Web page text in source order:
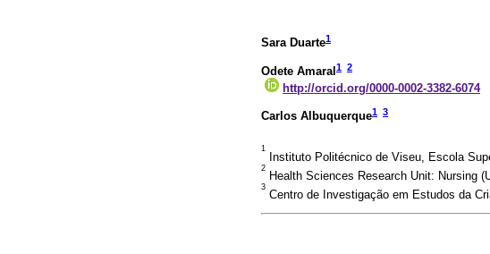
Sara Duarte1
Odete Amaral 1 2
http://orcid.org/0000-0002-3382-6074
Carlos Albuquerque1 3
1
Instituto Politécnico de Viseu, Escola
2
Health Sciences Research Unit: Nursing
3
Centro de Investigação em Estudos da